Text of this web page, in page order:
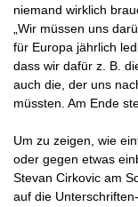
niemand wirklich
„Wir müssen uns
für Europa jährlich
dass wir dafür z. B.
auch die, der uns
müssten. Am Ende
Um zu zeigen, wie
oder gegen etwas
Stevan Cirkovic am
auf die